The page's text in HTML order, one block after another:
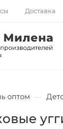
Доставка
оптом —